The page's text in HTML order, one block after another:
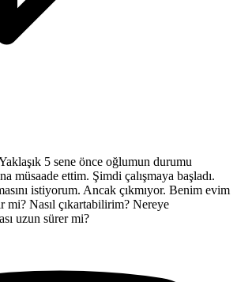
5 sene önce oğlumun durumu
müsaade ettim. Şimdi çalışmaya başladı.
istiyorum. Ancak çıkmıyor. Benim evim
mi? Nasıl çıkartabilirim? Nereye
uzun sürer mi?